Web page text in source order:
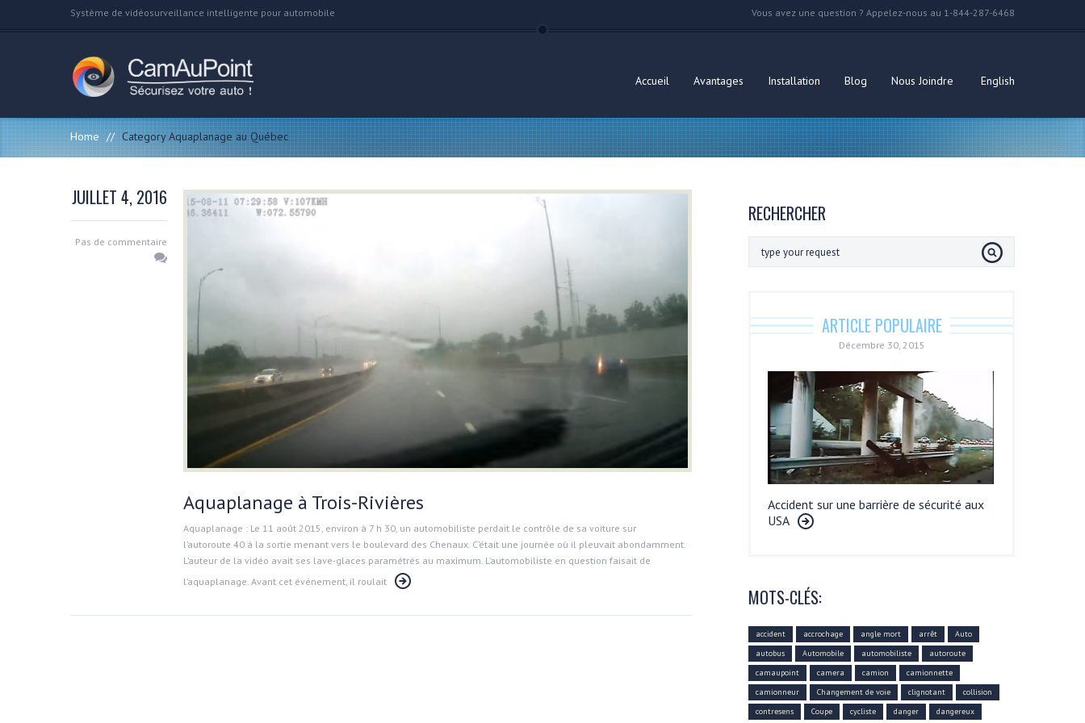
Système de vidéosurveillance intelligente pour automobile Vous avez une question ? Appelez-nous au 1-844-287-6468
Accueil Avantages Installation Blog Nous Joindre English
Home // Category Aquaplanage au Québec
JUILLET 4, 2016
Pas de commentaire
Aquaplanage à Trois-Rivières
Aquaplanage : Le 11 août 2015, environ à 7 h 30, un automobiliste perdait le contrôle de sa voiture sur
l’autoroute 40 à la sortie menant vers le boulevard des Chenaux. C’était une journée où il pleuvait abondamment.
L’auteur de la vidéo avait ses lave-glaces paramétrés au maximum. L’automobiliste en question faisait de
l’aquaplanage. Avant cet événement, il roulait
RECHERCHER
ARTICLE POPULAIRE
Décembre 30, 2015
Accident sur une barrière de sécurité aux
USA
MOTS-CLÉS:
accident accrochage angle mort arrêt
Auto
autobus
Automobile automobiliste
autoroute
camaupoint
camera camion
camionnette
camionneur
Changement de voie clignotant
collision
contresens
Coupe cycliste danger dangereux